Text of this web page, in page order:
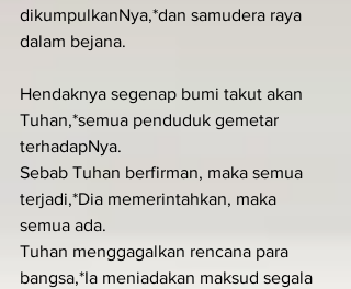
dikumpulkanNya,*dan samudera raya
dalam bejana.
Hendaknya segenap bumi takut akan
Tuhan,*semua penduduk gemetar
terhadapNya.
Sebab Tuhan berfirman, maka semua
terjadi,*Dia memerintahkan, maka
semua ada.
Tuhan menggagalkan rencana para
bangsa,*Ia meniadakan maksud segala